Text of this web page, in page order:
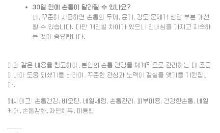
30일 만에 손톱이 달라질 수 있나요?
네, 꾸준히 사용하면 손톱의 두께, 윤기, 강도 문제가 상당 부분 개선
될 수 있습니다. 다만 개인별 차이가 있으니 인내심을 가지고 지속하
는 것이 중요합니다.
이와 같은 내용을 참고하여, 본인의 손톱 건강을 체계적으로 관리하는 데 조금
이나마 도움 되셨기를 바라며, 꾸준한 관심과 노력이 결실을 맺기를 기원합니
다.
해시태그: 손톱건강, 비오틴, 네일세럼, 손톱관리, 피부미용, 건강한손톱, 네일
케어, 손톱강화, 자연치유, 미용팁